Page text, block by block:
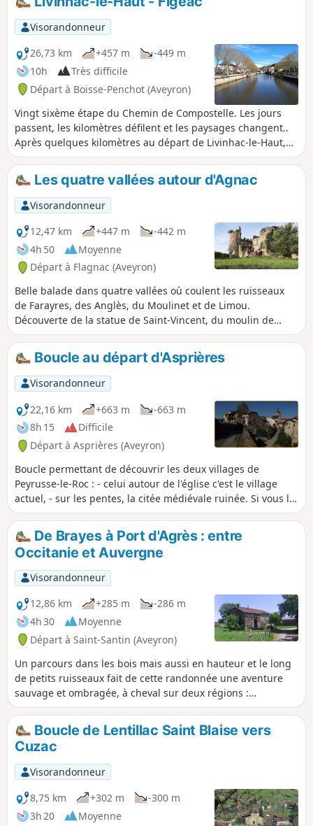
Visorandonneur
26,73 km
+457 m
-449 m
10h
Très difficile
Départ à Boisse-Penchot (Aveyron)
Vingt sixème étape du Chemin de Compostelle. Les jours
passent, les kilomètres défilent et les paysages changent..
Après quelques kilomètres au départ de Livinhac-le-Haut,
vous entrez dans le département du Lot avec des paysages
nouveaux et diversifiés et cette impression d’être arrivé
dans le sud avec les cigales qui chantent et les tuiles qui
recouvrent les maisons.
Les quatre vallées autour d'Agnac
Visorandonneur
12,47 km
+447 m
-442 m
4h 50
Moyenne
Départ à Flagnac (Aveyron)
Belle balade dans quatre vallées où coulent les ruisseaux
de Farayres, des Anglès, du Moulinet et de Limou.
Découverte de la statue de Saint-Vincent, du moulin de
Parayre et du château de Pagax.
Boucle au départ d'Asprières
Visorandonneur
22,16 km
+663 m
-663 m
8h 15
Difficile
Départ à Asprières (Aveyron)
Boucle permettant de découvrir les deux villages de
Peyrusse-le-Roc : - celui autour de l'église c'est le village
actuel, - sur les pentes, la citée médiévale ruinée. Si vous le
connaissez déjà, la randonnée vous propose une arrivée sur
le site peu ordinaire. Si vous ne le connaissez pas, elle vous
obligera à y revenir pour parfaire votre connaissance des
lieux.
De Brayes à Port d'Agrès : entre
Occitanie et Auvergne
Visorandonneur
12,86 km
+285 m
-286 m
4h 30
Moyenne
Départ à Saint-Santin (Aveyron)
Un parcours dans les bois mais aussi en hauteur et le long
de petits ruisseaux fait de cette randonnée une aventure
sauvage et ombragée, à cheval sur deux régions :
l’Occitanie (Aveyron) et l'Auvergne (Cantal). La trace gpx
peut s’avérer utile. Attention : aucun balisage.
Boucle de Lentillac Saint Blaise vers
Cuzac
Visorandonneur
8,75 km
+302 m
-300 m
3h 20
Moyenne